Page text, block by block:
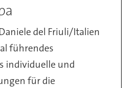
del Friuli/Italien
führendes
individuelle und
für die